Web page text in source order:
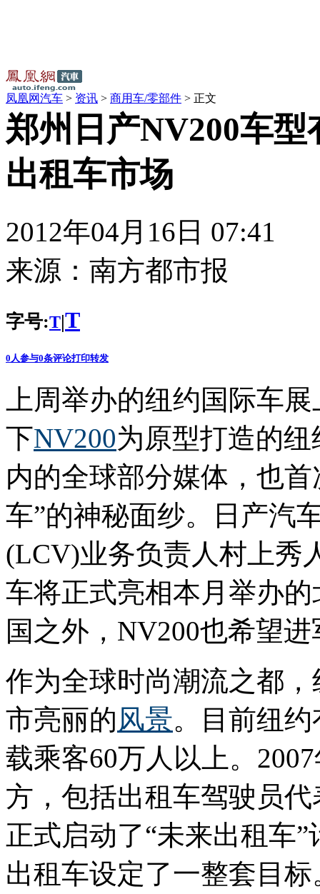
凤凰网汽车 > 资讯 > 商用车/零部件 > 正文
郑州日产NV200车型
出租车市场
2012年04月16日 07:41
来源： 南方都市报
字号:T|T
0 人参与0条评论打印转发
上周举办的纽约国际车
下NV200为原型打造的
内的全球部分媒体，也
车”的神秘面纱。日产汽
(LCV)业务负责人村上秀
车将正式亮相本月举办
国之外，NV200也希望
作为全球时尚潮流之都
市亮丽的风景。目前纽
载乘客60万人以上。
方，包括出租车驾驶员
正式启动了“未来出租车
出租车设定了一整套目